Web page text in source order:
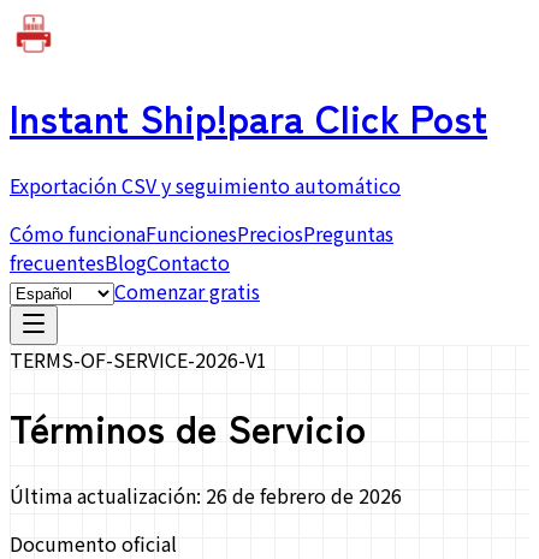
Instant Ship!para Click Post
Exportación CSV y seguimiento automático
Cómo funcionaFuncionesPreciosPreguntas
frecuentesBlogContacto
Comenzar gratis
TERMS-OF-SERVICE-2026-V1
Términos de Servicio
Última actualización: 26 de febrero de 2026
Documento oficial